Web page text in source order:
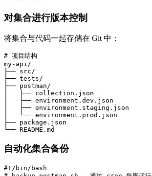
对集合进行版本控制
将集合与代码一起存储在 Git 中：
# 项目结构
my-api/
├── src/
├── tests/
├── postman/
│   ├── collection.json
│   ├── environment.dev.json
│   ├── environment.staging.json
│   └── environment.prod.json
├── package.json
自动化集合备份
#!/bin/bash